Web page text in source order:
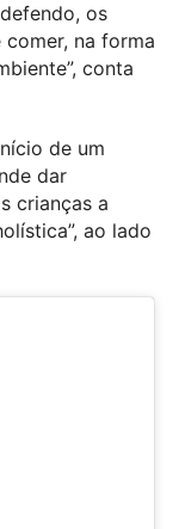
os
na forma
conta
de um
dar
crianças a
ao lado